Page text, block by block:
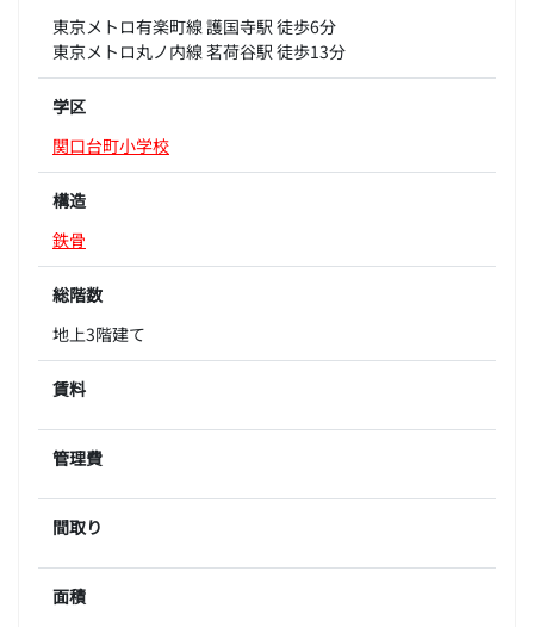
東京メトロ有楽町線 護国寺駅 徒歩6分
東京メトロ丸ノ内線 茗荷谷駅 徒歩13分
学区
関口台町小学校
構造
鉄骨
総階数
地上3階建て
賃料
管理費
間取り
面積